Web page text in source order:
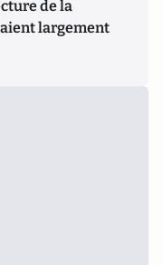
de la
largement